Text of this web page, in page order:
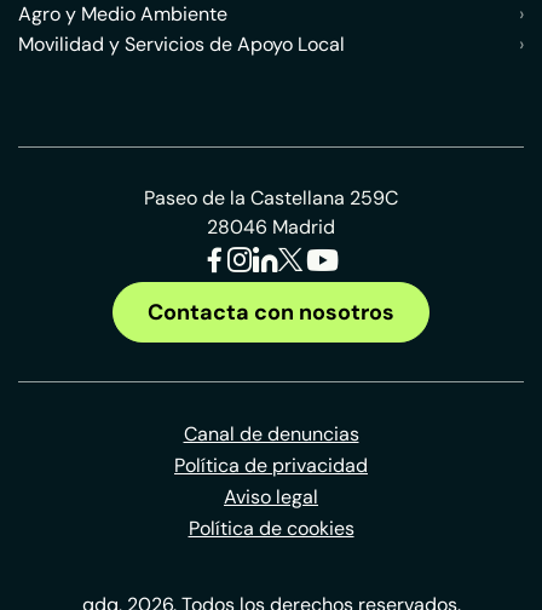
Agro y Medio Ambiente
›
Movilidad y Servicios de Apoyo Local
›
Paseo de la Castellana 259C
28046 Madrid
Contacta con nosotros
Canal de denuncias
Política de privacidad
Aviso legal
Política de cookies